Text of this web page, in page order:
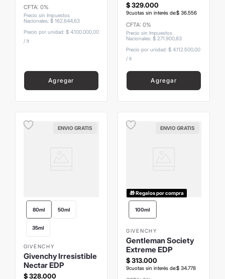
CFTA: 0%
Precio sin Impuestos
Nacionales: $ 162.644,63
Precio por unidad: $ 4.100.000,00
/ lt
Agregar
$329.000
9cuotas sin interés de:$ 36556
CFTA: 0%
Precio sin Impuestos
Nacionales: $ 271 90083
Precio por unidad: $ 4.112.500,00
/ lt
Agregar
ENVIO GRATIS
80ml 50ml
35ml
GIVENCHY
Givenchy Irresistible
Nectar EDP
$ 328.000
ENVIO GRATIS
🎁 Regalos por compra
100ml
GIVENCHY
Gentleman Society
Extreme EDP
$313.000
9cuotas sin interés de:$ 34778